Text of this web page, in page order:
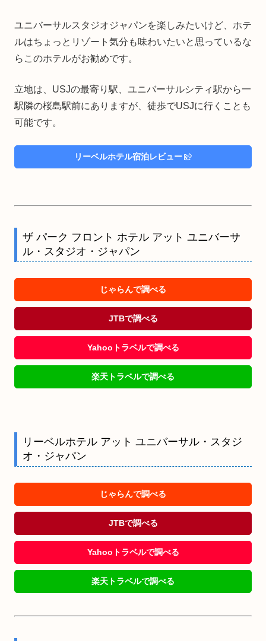
ユニバーサルスタジオジャパンを楽しみたいけど、ホテ
ルはちょっとリゾート気分も味わいたいと思っているな
らこのホテルがお勧めです。
立地は、USJの最寄り駅、ユニバーサルシティ駅から一
駅隣の桜島駅前にありますが、徒歩でUSJに行くことも
可能です。
リーベルホテル宿泊レビュー
ザ パーク フロント ホテル アット ユニバーサ
ル・スタジオ・ジャパン
じゃらんで調べる
JTBで調べる
Yahooトラベルで調べる
楽天トラベルで調べる
リーベルホテル アット ユニバーサル・スタジ
オ・ジャパン
じゃらんで調べる
JTBで調べる
Yahooトラベルで調べる
楽天トラベルで調べる